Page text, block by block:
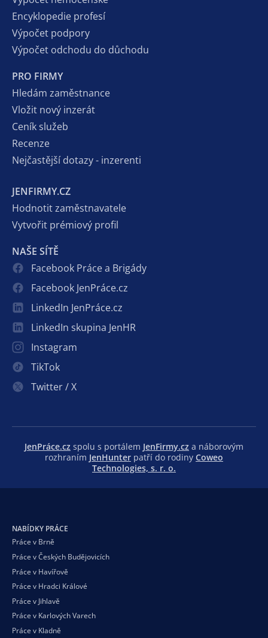
Encyklopedie profesí
Výpočet podpory
Výpočet odchodu do důchodu
PRO FIRMY
Hledám zaměstnance
Vložit nový inzerát
Ceník služeb
Recenze
Nejčastější dotazy - inzerenti
JENFIRMY.CZ
Hodnotit zaměstnavatele
Vytvořit prémiový profil
NAŠE SÍTĚ
Facebook Práce a Brigády
Facebook JenPráce.cz
LinkedIn JenPráce.cz
LinkedIn skupina JenHR
Instagram
TikTok
Twitter / X
JenPráce.cz spolu s portálem JenFirmy.cz a náborovým
rozhraním JenHunter patří do rodiny Coweo
Technologies, s. r. o.
NABÍDKY PRÁCE
Práce v Brně
Práce v Českých Budějovicích
Práce v Havířově
Práce v Hradci Králové
Práce v Jihlavě
Práce v Karlových Varech
Práce v Kladně